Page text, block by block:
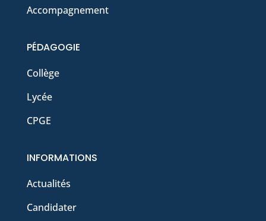
Accompagnement
PÉDAGOGIE
Collège
Lycée
CPGE
INFORMATIONS
Actualités
Candidater